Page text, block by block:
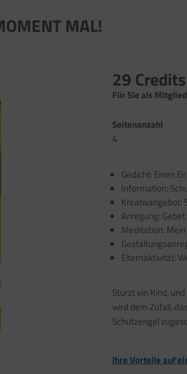
MAL!
29 Credits
Für Sie als
Seitenanzahl
4
Gedicht: Einen
Information:
Kreativangebot:
Anregung: Gebet
Meditation:
Elternaktivität:
Stürzt ein Kind,
wird dem Zufall,
Schutzengel
Ihre Vorteile auf